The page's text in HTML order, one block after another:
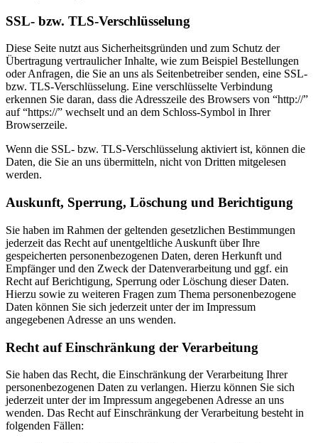
SSL- bzw. TLS-Verschlüsselung
Diese Seite nutzt aus Sicherheitsgründen und zum Schutz der
Übertragung vertraulicher Inhalte, wie zum Beispiel Bestellungen
oder Anfragen, die Sie an uns als Seitenbetreiber senden, eine SSL-
bzw. TLS-Verschlüsselung. Eine verschlüsselte Verbindung
erkennen Sie daran, dass die Adresszeile des Browsers von “http://”
auf “https://” wechselt und an dem Schloss-Symbol in Ihrer
Browserzeile.
Wenn die SSL- bzw. TLS-Verschlüsselung aktiviert ist, können die
Daten, die Sie an uns übermitteln, nicht von Dritten mitgelesen
werden.
Auskunft, Sperrung, Löschung und Berichtigung
Sie haben im Rahmen der geltenden gesetzlichen Bestimmungen
jederzeit das Recht auf unentgeltliche Auskunft über Ihre
gespeicherten personenbezogenen Daten, deren Herkunft und
Empfänger und den Zweck der Datenverarbeitung und ggf. ein
Recht auf Berichtigung, Sperrung oder Löschung dieser Daten.
Hierzu sowie zu weiteren Fragen zum Thema personenbezogene
Daten können Sie sich jederzeit unter der im Impressum
angegebenen Adresse an uns wenden.
Recht auf Einschränkung der Verarbeitung
Sie haben das Recht, die Einschränkung der Verarbeitung Ihrer
personenbezogenen Daten zu verlangen. Hierzu können Sie sich
jederzeit unter der im Impressum angegebenen Adresse an uns
wenden. Das Recht auf Einschränkung der Verarbeitung besteht in
folgenden Fällen: